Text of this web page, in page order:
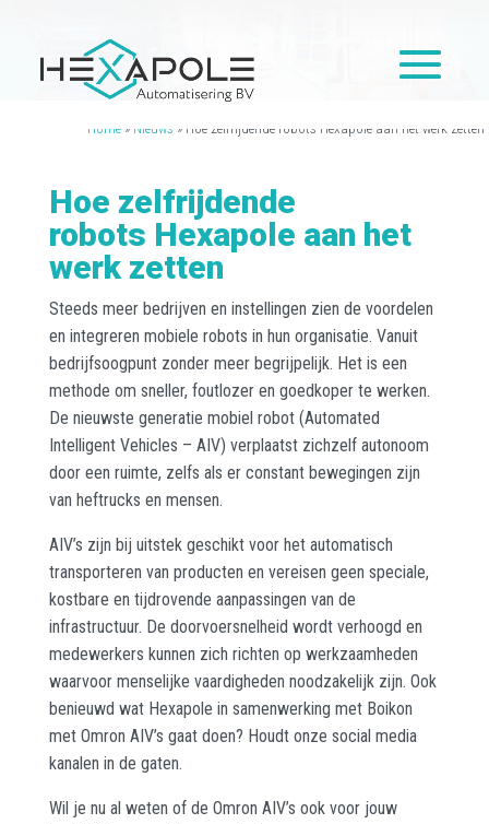
Home» Nieuws » Hoe zelfrijdende robots Hexapole aan het werk zetten
Hoe zelfrijdende
robots Hexapole aan het
werk zetten
Steeds meer bedrijven en instellingen zien de voordelen
en integreren mobiele robots in hun organisatie. Vanuit
bedrijfsoogpunt zonder meer begrijpelijk. Het is een
methode om sneller, foutlozer en goedkoper te werken.
De nieuwste generatie mobiel robot (Automated
Intelligent Vehicles – AIV) verplaatst zichzelf autonoom
door een ruimte, zelfs als er constant bewegingen zijn
van heftrucks en mensen.
AIV’s zijn bij uitstek geschikt voor het automatisch
transporteren van producten en vereisen geen speciale,
kostbare en tijdrovende aanpassingen van de
infrastructuur. De doorvoersnelheid wordt verhoogd en
medewerkers kunnen zich richten op werkzaamheden
waarvoor menselijke vaardigheden noodzakelijk zijn. Ook
benieuwd wat Hexapole in samenwerking met Boikon
met Omron AIV’s gaat doen? Houdt onze social media
kanalen in de gaten.
Wil je nu al weten of de Omron AIV’s ook voor jouw